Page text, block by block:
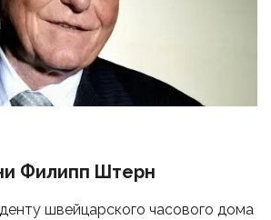
Филипп Штерн
швейцарского часового дома